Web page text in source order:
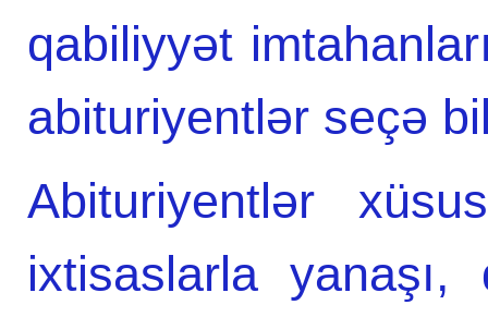
qabiliyyət
abituriyentlər seçə
Abituriyentlər
ixtisaslarla